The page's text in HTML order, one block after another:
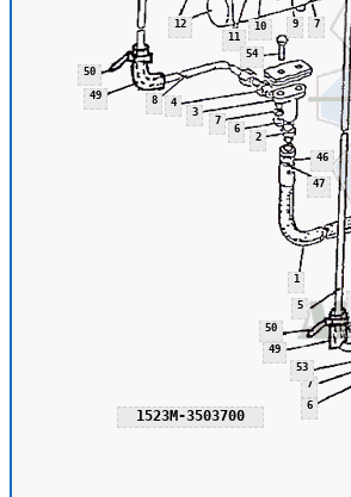
1523М-3503700
1
2
3
4
5
6
6
7
7
7
8
9
10
11
12
46
47
49
49
50
50
53
54